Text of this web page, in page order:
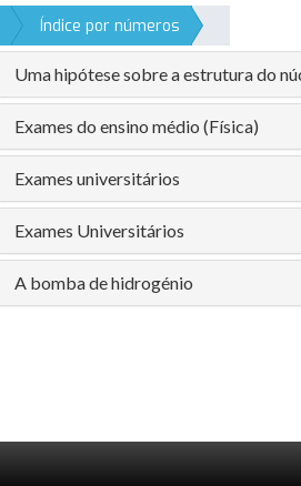
Índice por números
Uma hipótese sobre a estrutura do
Exames do ensino médio (Física)
Exames universitários
Exames Universitários
A bomba de hidrogénio